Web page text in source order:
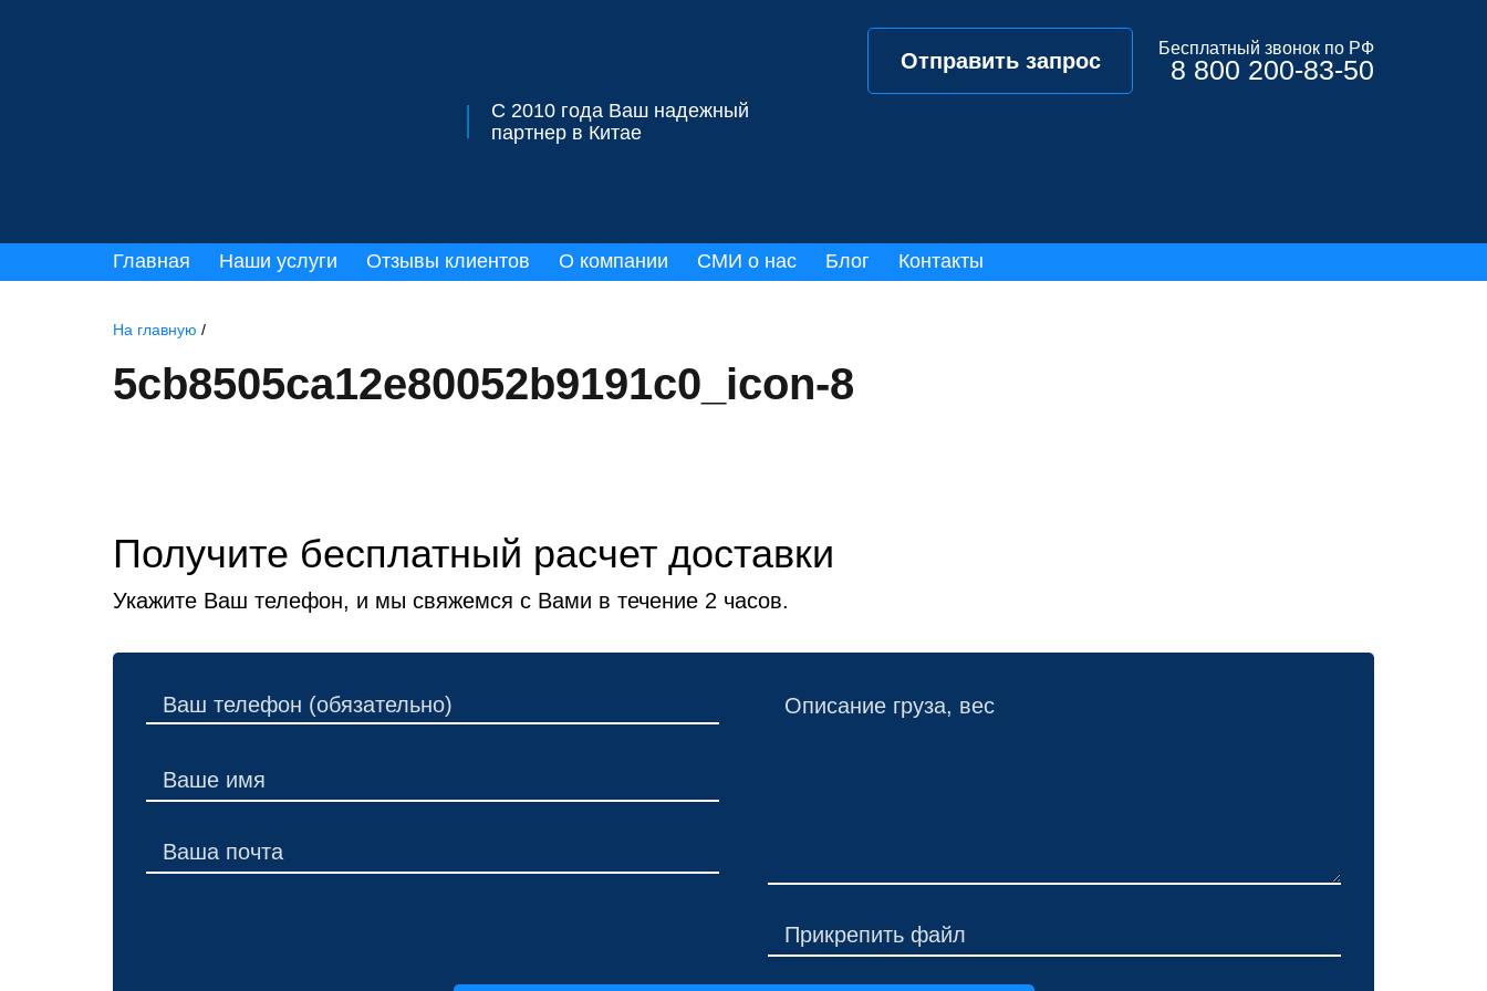
С 2010 года Ваш надежный
партнер в Китае
Отправить запрос
Бесплатный звонок по РФ
8 800 200-83-50
Главная Наши услуги Отзывы клиентов О компании СМИ о нас Блог Контакты
На главную /
5cb8505ca12e80052b9191c0_icon-8
Получите бесплатный расчет доставки
Укажите Ваш телефон, и мы свяжемся с Вами в течение 2 часов.
Прикрепить файл